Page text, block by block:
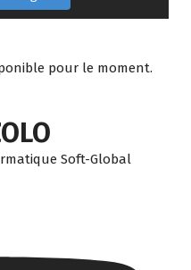
pour le moment.
Soft-Global